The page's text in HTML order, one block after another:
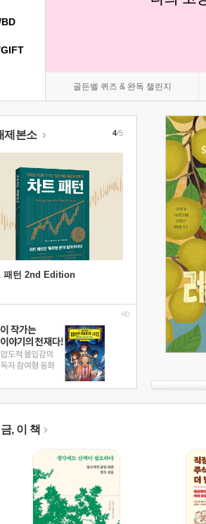
골든벨 퀴즈 & 완독 챌린지
BD
제본소
패턴 2nd Edition
4/5
, 이 책